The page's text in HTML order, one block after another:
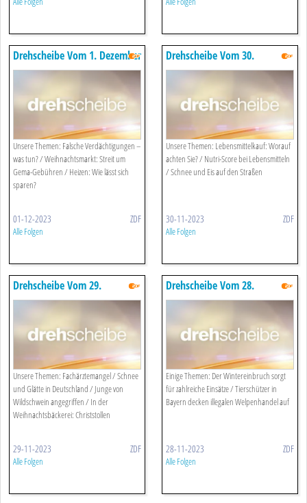
Drehscheibe Vom 1. Dezember
2023
Unsere Themen: Falsche Verdächtigungen –
was tun? / Weihnachtsmarkt: Streit um
Gema-Gebühren / Heizen: Wie lässt sich
sparen?
01-12-2023 ZDF
Alle Folgen
Drehscheibe Vom 30.
November 2023
Unsere Themen: Lebensmittelkauf: Worauf
achten Sie? / Nutri-Score bei Lebensmitteln
/ Schnee und Eis auf den Straßen
30-11-2023 ZDF
Alle Folgen
Drehscheibe Vom 29.
November 2023
Unsere Themen: Fachärztemangel / Schnee
und Glätte in Deutschland / Junge von
Wildschwein angegriffen / In der
Weihnachtsbäckerei: Christstollen
29-11-2023 ZDF
Alle Folgen
Drehscheibe Vom 28.
November 2023
Einige Themen: Der Wintereinbruch sorgt
für zahlreiche Einsätze / Tierschützer in
Bayern decken illegalen Welpenhandel auf
28-11-2023 ZDF
Alle Folgen